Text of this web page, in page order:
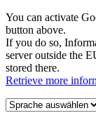
You can activate
button above.
If you do so,
server outside the
stored there.
Retrieve more